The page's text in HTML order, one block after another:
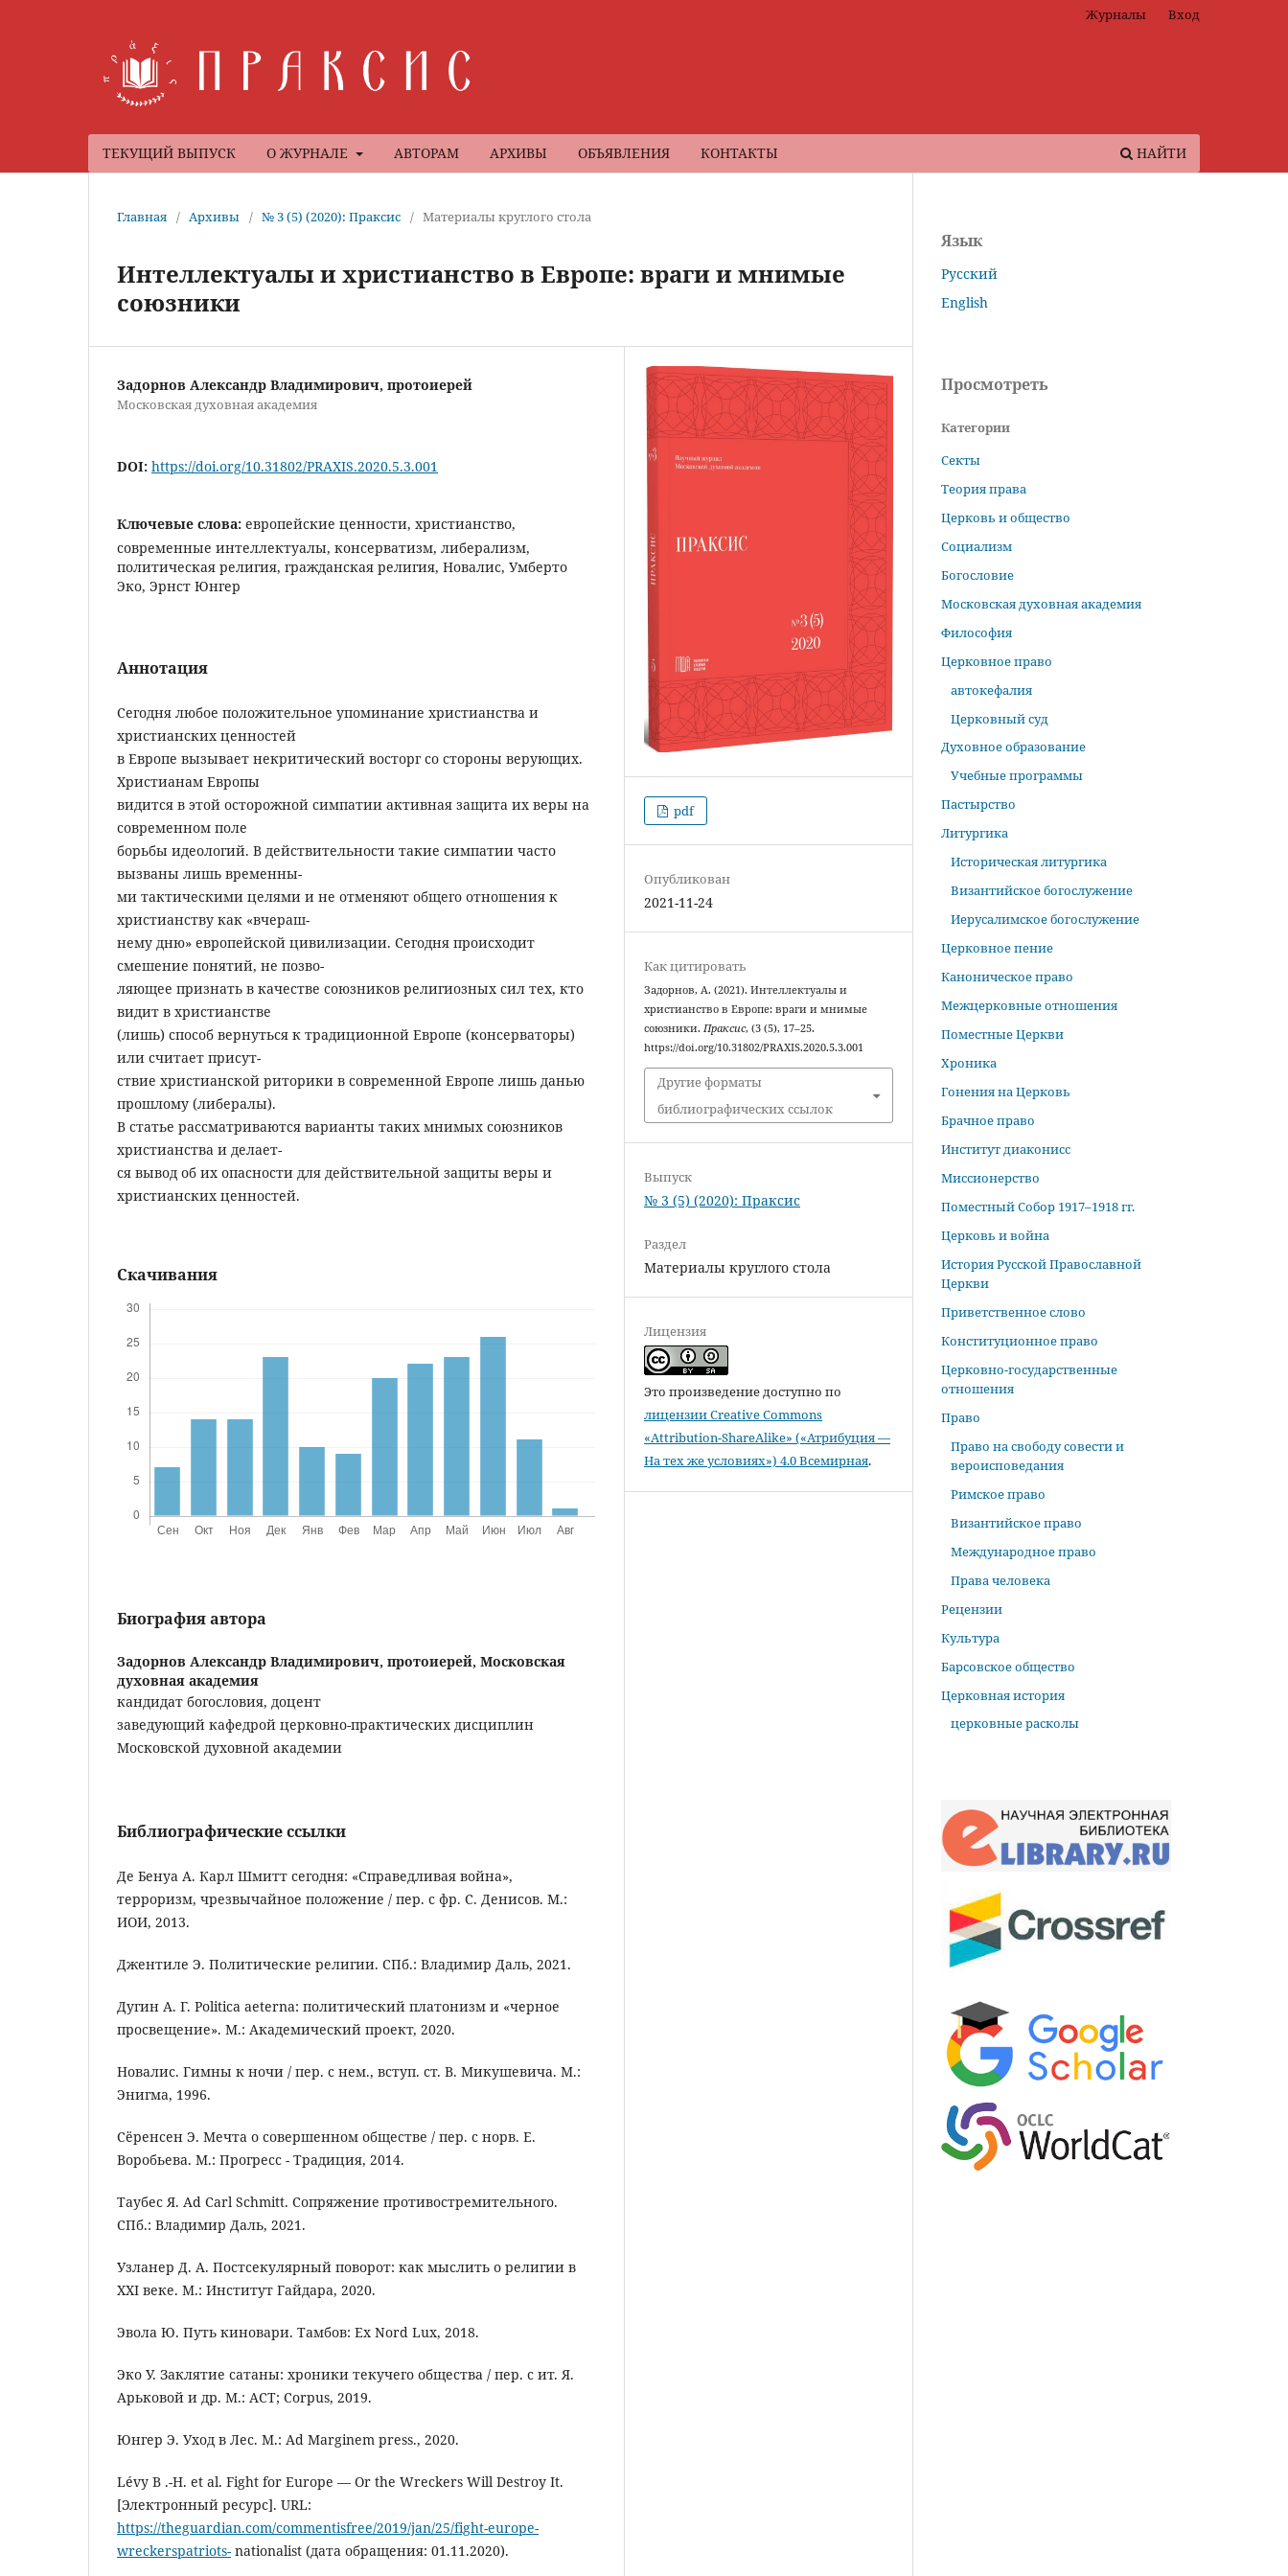
ТЕКУЩИЙ ВЫПУСК О ЖУРНАЛЕ АВТОРАМ АРХИВЫ ОБЪЯВЛЕНИЯ КОНТАКТЫ НАЙТИ
Журналы Вход
Главная / Архивы / № 3 (5) (2020): Праксис / Материалы круглого стола
Интеллектуалы и христианство в Европе: враги и мнимые
союзники
Задорнов Александр Владимирович, протоиерей
Московская духовная академия
DOI: https://doi.org/10.31802/PRAXIS.2020.5.3.001
Ключевые слова: европейские ценности, христианство,
современные интеллектуалы, консерватизм, либерализм,
политическая религия, гражданская религия, Новалис, Умберто
Эко, Эрнст Юнгер
Аннотация
Сегодня любое положительное упоминание христианства и
христианских ценностей
в Европе вызывает некритический восторг со стороны верующих.
Христианам Европы
видится в этой осторожной симпатии активная защита их веры на
современном поле
борьбы идеологий. В действительности такие симпатии часто
вызваны лишь временны-
ми тактическими целями и не отменяют общего отношения к
христианству как «вчераш-
нему дню» европейской цивилизации. Сегодня происходит
смешение понятий, не позво-
ляющее признать в качестве союзников религиозных сил тех, кто
видит в христианстве
(лишь) способ вернуться к традиционной Европе (консерваторы)
или считает присут-
ствие христианской риторики в современной Европе лишь данью
прошлому (либералы).
В статье рассматриваются варианты таких мнимых союзников
христианства и делает-
ся вывод об их опасности для действительной защиты веры и
христианских ценностей.
Скачивания
Биография автора
Задорнов Александр Владимирович, протоиерей, Московская
духовная академия
кандидат богословия, доцент
заведующий кафедрой церковно-практических дисциплин
Московской духовной академии
Библиографические ссылки
Де Бенуа А. Карл Шмитт сегодня: «Справедливая война»,
терроризм, чрезвычайное положение / пер. с фр. С. Денисов. М.:
ИОИ, 2013.
Джентиле Э. Политические религии. СПб.: Владимир Даль, 2021.
Дугин А. Г. Politica aeterna: политический платонизм и «черное
просвещение». М.: Академический проект, 2020.
Новалис. Гимны к ночи / пер. с нем., вступ. ст. В. Микушевича. М.:
Энигма, 1996.
Сёренсен Э. Мечта о совершенном обществе / пер. с норв. Е.
Воробьева. М.: Прогресс - Традиция, 2014.
Таубес Я. Ad Сarl Schmitt. Сопряжение противостремительного.
СПб.: Владимир Даль, 2021.
Узланер Д. А. Постсекулярный поворот: как мыслить о религии в
XXI веке. М.: Институт Гайдара, 2020.
Эвола Ю. Путь киновари. Тамбов: Ex Nord Lux, 2018.
Эко У. Заклятие сатаны: хроники текучего общества / пер. с ит. Я.
Арьковой и др. М.: АСТ; Corpus, 2019.
Юнгер Э. Уход в Лес. М.: Ad Marginem press., 2020.
Lévy B .-H. et al. Fight for Europe — Or the Wreckers Will Destroy It.
[Электронный ресурс]. URL:
https://theguardian.com/commentisfree/2019/jan/25/fight-europe-
wreckerspatriots- nationalist (дата обращения: 01.11.2020).
pdf
Опубликован
2021-11-24
Как цитировать
Задорнов, А. (2021). Интеллектуалы и
христианство в Европе: враги и мнимые
союзники.Праксис, (3 (5), 17–25.
https://doi.org/10.31802/PRAXIS.2020.5.3.001
Другие форматы
библиографических ссылок
Выпуск
№ 3 (5) (2020): Праксис
Раздел
Материалы круглого стола
Лицензия
Это произведение доступно по
лицензии Creative Commons
«Attribution-ShareAlike» («Атрибуция —
На тех же условиях») 4.0 Всемирная.
Язык
Русский
English
Просмотреть
Категории
Секты
Теория права
Церковь и общество
Социализм
Богословие
Московская духовная академия
Философия
Церковное право
автокефалия
Церковный суд
Духовное образование
Учебные программы
Пастырство
Литургика
Историческая литургика
Византийское богослужение
Иерусалимское богослужение
Церковное пение
Каноническое право
Межцерковные отношения
Поместные Церкви
Хроника
Гонения на Церковь
Брачное право
Институт диаконисс
Миссионерство
Поместный Собор 1917–1918 гг.
Церковь и война
История Русской Православной
Церкви
Приветственное слово
Конституционное право
Церковно-государственные
отношения
Право
Право на свободу совести и
вероисповедания
Римское право
Византийское право
Международное право
Права человека
Рецензии
Культура
Барсовское общество
Церковная история
церковные расколы